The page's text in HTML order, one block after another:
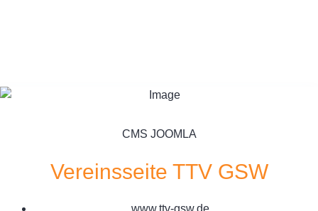
CMS JOOMLA
Vereinsseite TTV GSW
www.ttv-gsw.de